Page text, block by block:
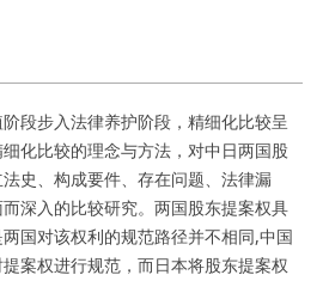
段步入法律养护阶段，精细化比较呈
化比较的理念与方法，对中日两国股
史、构成要件、存在问题、法律漏
深入的比较研究。两国股东提案权具
国对该权利的规范路径并不相同,中国
案权进行规范，而日本将股东提案权